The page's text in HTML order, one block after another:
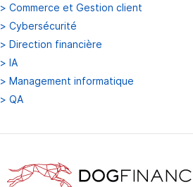
> Commerce et Gestion client
> Cybersécurité
> Direction financière
> IA
> Management informatique
> QA